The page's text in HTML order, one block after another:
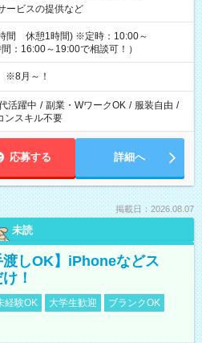
ービスの提供など
間 休憩1時間) ※定時：10:00～
：16:00～19:00で相談可！）
※8月～！
活躍中 / 副業・WワークOK / 服装自由 /
ンスキル不要
応募する 詳細へ
掲載日：2026.08.07
未読
渡しOK】iPhoneなどス
！
経験OK 大学生歓迎
ブランクOK